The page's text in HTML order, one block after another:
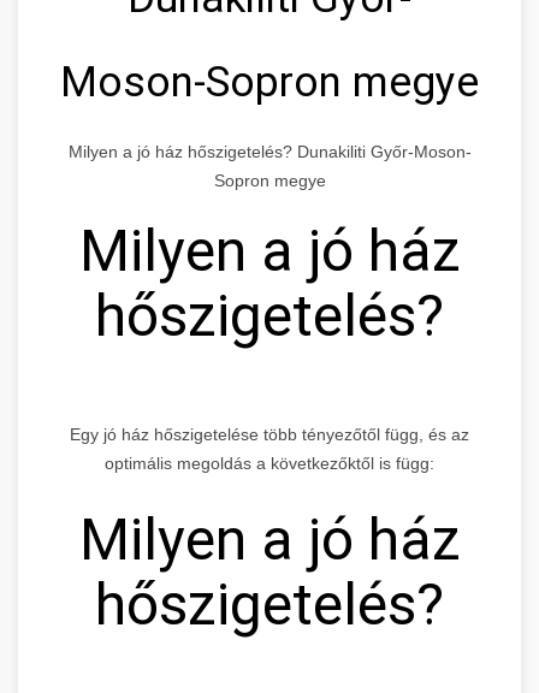
Moson-Sopron megye
Milyen a jó ház hőszigetelés? Dunakiliti Győr-Moson-
Sopron megye
Milyen a jó ház
hőszigetelés?
Egy jó ház hőszigetelése több tényezőtől függ, és az
optimális megoldás a következőktől is függ:
Milyen a jó ház
hőszigetelés?